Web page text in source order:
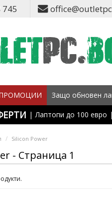
Защо обновен
| Лаптопи до 100 евро |
Silicon Power
- Страница 1